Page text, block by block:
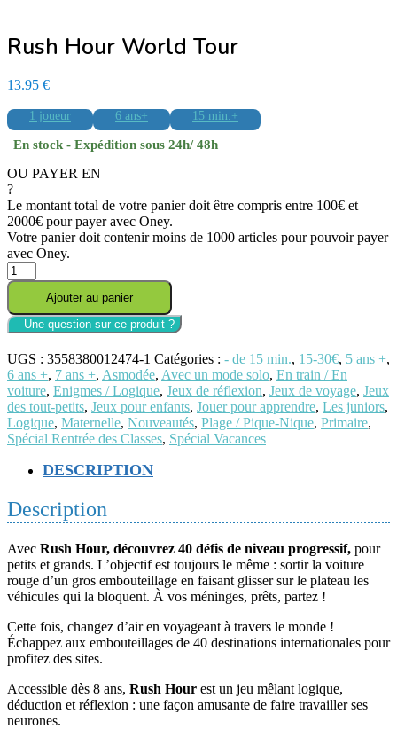
Rush Hour World Tour
13.95 €
1 joueur 6 ans+ 15 min.+
En stock - Expédition sous 24h/ 48h
OU PAYER EN
?
Le montant total de votre panier doit être compris entre 100€ et
2000€ pour payer avec Oney.
Votre panier doit contenir moins de 1000 articles pour pouvoir payer
avec Oney.
quantité
de
Hour
World
Ajouter au panier
UGS : 3558380012474-1 Catégories : - de 15 min., 15-30€, 5 ans +,
6 ans +, 7 ans +, Asmodée, Avec un mode solo, En train / En
voiture, Enigmes / Logique, Jeux de réflexion, Jeux de voyage, Jeux
des tout-petits, Jeux pour enfants, Jouer pour apprendre, Les juniors,
Logique, Maternelle, Nouveautés, Plage / Pique-Nique, Primaire,
Spécial Rentrée des Classes, Spécial Vacances
DESCRIPTION
Description
Avec Rush Hour, découvrez 40 défis de niveau progressif, pour
petits et grands. L’objectif est toujours le même : sortir la voiture
rouge d’un gros embouteillage en faisant glisser sur le plateau les
véhicules qui la bloquent. À vos méninges, prêts, partez !
Cette fois, changez d’air en voyageant à travers le monde !
Échappez aux embouteillages de 40 destinations internationales pour
profitez des sites.
Accessible dès 8 ans, Rush Hour est un jeu mêlant logique,
déduction et réflexion : une façon amusante de faire travailler ses
neurones.